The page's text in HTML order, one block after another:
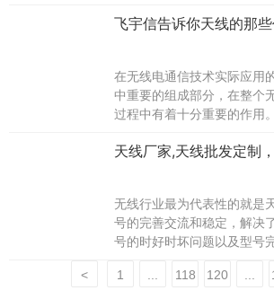
天线厂家，给你足够的保障
天线解决了用户信号弱不稳
网络通信技术的品牌，由
飞宇信告诉你天线的那
在无线电通信技术实际应用
中重要的组成部分，在整个
过程中有着十分重要的作用
系统中起到一个电波输出和
线电通信系统安装施工的过
电通信技术已经得到了人们
利于人类社会经济的发展，
许多
天线厂家,天线批发定制
无线行业最为代表性的就是
号的完善交流和稳定，解决
号的时好时坏问题以及型号
或是传播媒介。 在深圳作为
< 1 ... 118 120 ...